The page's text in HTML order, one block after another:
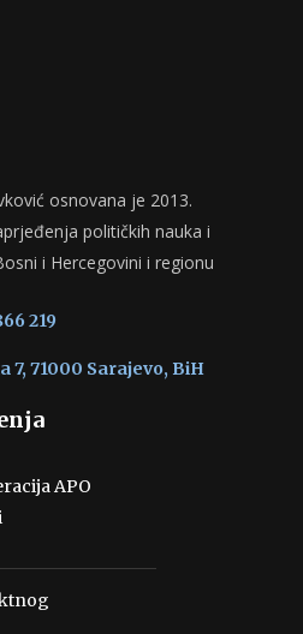
osnovana je 2013.
političkih nauka i
i Hercegovini i regionu
219
7, 71000 Sarajevo, BiH
APO